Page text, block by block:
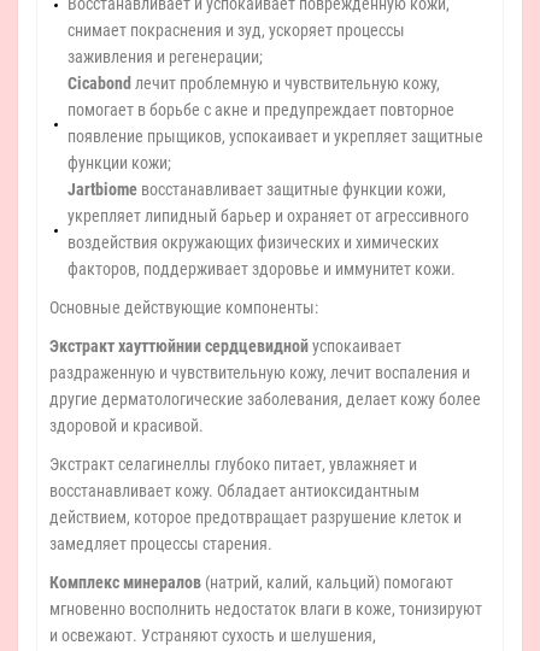
снимает покраснения и зуд, ускоряет процессы
заживления и регенерации;
Cicabond лечит проблемную и чувствительную кожу,
помогает в борьбе с акне и предупреждает повторное
появление прыщиков, успокаивает и укрепляет защитные
функции кожи;
Jartbiome восстанавливает защитные функции кожи,
укрепляет липидный барьер и охраняет от агрессивного
воздействия окружающих физических и химических
факторов, поддерживает здоровье и иммунитет кожи.
Основные действующие компоненты:
Экстракт хауттюйнии сердцевиднойуспокаивает
раздраженную и чувствительную кожу, лечит воспаления и
другие дерматологические заболевания, делает кожу более
здоровой и красивой.
Экстракт селагинеллы глубоко питает, увлажняет и
восстанавливает кожу. Обладает антиоксидантным
действием, которое предотвращает разрушение клеток и
замедляет процессы старения.
Комплекс минералов (натрий, калий, кальций) помогают
мгновенно восполнить недостаток влаги в коже, тонизируют
и освежают. Устраняют сухость и шелушения,